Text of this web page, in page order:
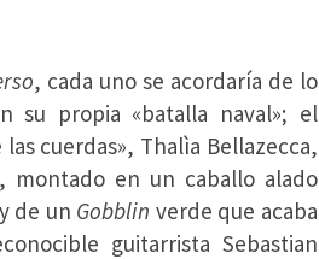
, cada uno se acordaría de lo
su propia «batalla naval»; el
cuerdas», Thalìa Bellazecca,
montado en un caballo alado
de un Gobblin verde que acaba
guitarrista Sebastian